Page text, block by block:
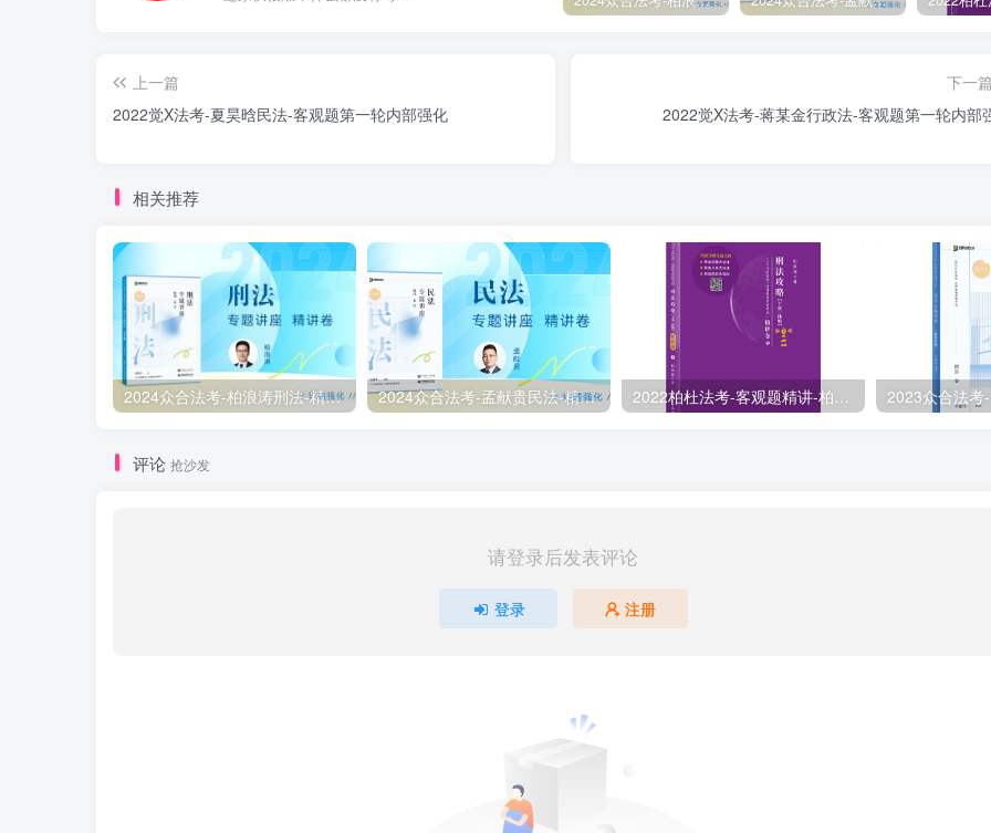
上一篇
2022觉X法考-夏昊晗民法-客观题第一轮内部强化
下一
2022觉X法考-蒋某金行政法-客观题第一轮内部
相关推荐
2024众合法考-柏浪涛刑法-精讲卷pdf电子版（附视频1-76全） 2024众合法考-孟献贵民法-精讲卷.pdf 2022柏杜法考-客观题精讲-柏浪涛刑法攻略.pdf
评论 抢沙发
请登录后发表评论
登录 注册